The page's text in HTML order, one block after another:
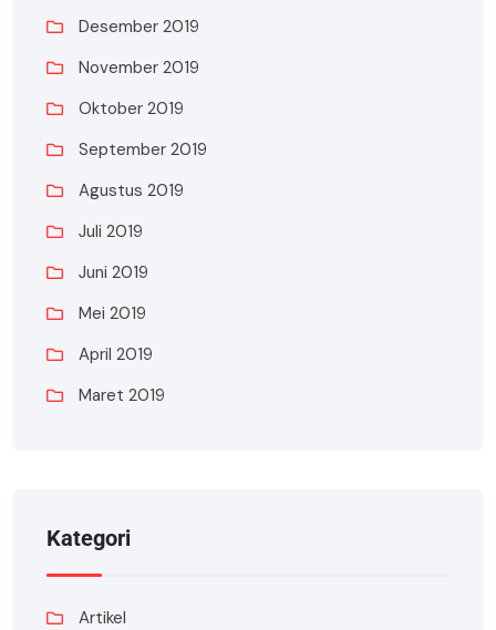
Desember 2019
November 2019
Oktober 2019
September 2019
Agustus 2019
Juli 2019
Juni 2019
Mei 2019
April 2019
Maret 2019
Kategori
Artikel